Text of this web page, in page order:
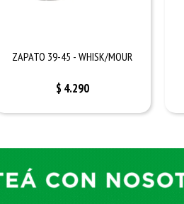
ZAPATO 39-45 - WHISK/MOUR
$ 4.290